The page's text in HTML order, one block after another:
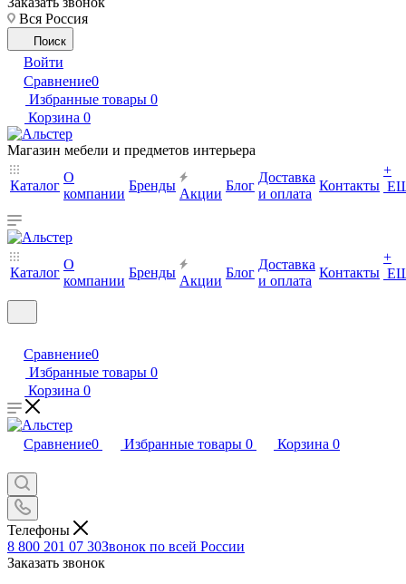
Вся Россия
Поиск
Войти
Сравнение0
Избранные товары 0
Корзина 0
Магазин мебели и предметов интерьера
Каталог
О
компании
Бренды
Акции
Блог
Доставка
и оплата
Контакты
+
Каталог
О
компании
Бренды
Акции
Блог
Доставка
и оплата
Контакты
+
Сравнение0
Избранные товары 0
Корзина 0
Сравнение0 Избранные товары 0 Корзина 0
Телефоны
8 800 201 07 30Звонок по всей России
Заказать звонок